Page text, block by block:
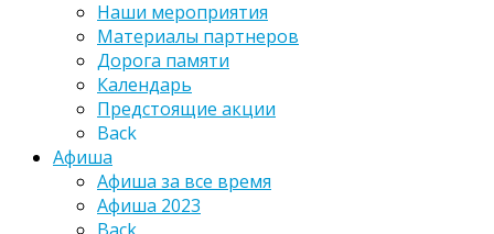
Наши мероприятия
Материалы партнеров
Дорога памяти
Календарь
Предстоящие акции
Back
Афиша
Афиша за все время
Афиша 2023